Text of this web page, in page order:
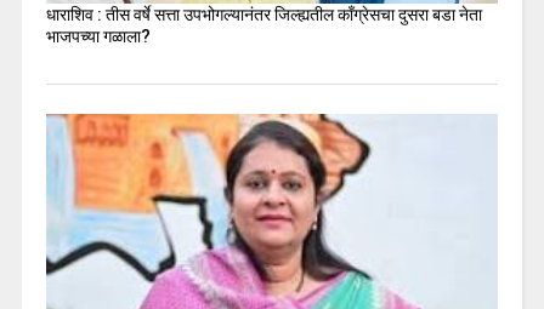
धाराशिव : तीस वर्षे सत्ता उपभोगल्यानंतर जिल्ह्यतील कॉंग्रेसचा दुसरा बडा नेता
भाजपच्या गळाला?